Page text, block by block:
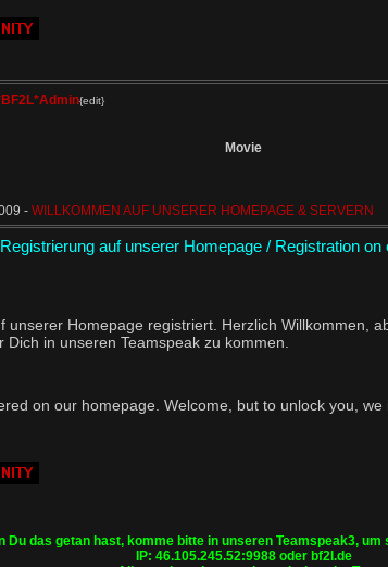
{edit}
Movie
- WILLKOMMEN AUF UNSERER HOMEPAGE & SERVERN
Registrierung auf unserer Homepage / Registration on
unserer Homepage registriert. Herzlich Willkommen,
Dich in unseren Teamspeak zu kommen.
on our homepage. Welcome, but to unlock you,
Du das getan hast, komme bitte in unseren Teamspeak3, um
IP: 46.105.245.52:9988 oder bf2l.de